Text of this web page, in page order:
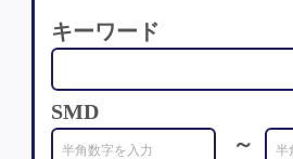
キーワード
SMD
～